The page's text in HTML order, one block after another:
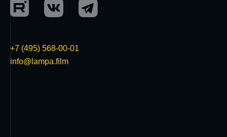
+7 (495) 568-00-01
info@lampa.film